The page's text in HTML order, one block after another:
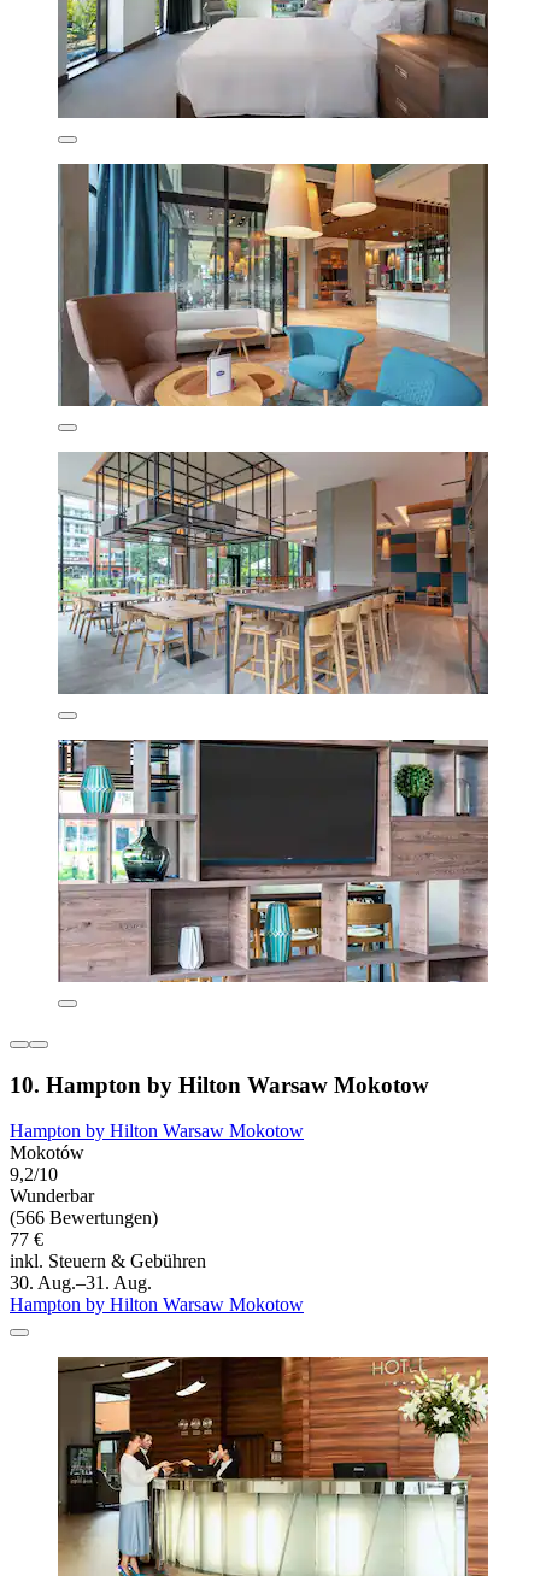
10. Hampton by Hilton Warsaw Mokotow
Hampton by Hilton Warsaw Mokotow
Mokotów
9,2/10
Wunderbar
(566 Bewertungen)
77 €
inkl. Steuern & Gebühren
30. Aug.–31. Aug.
Hampton by Hilton Warsaw Mokotow